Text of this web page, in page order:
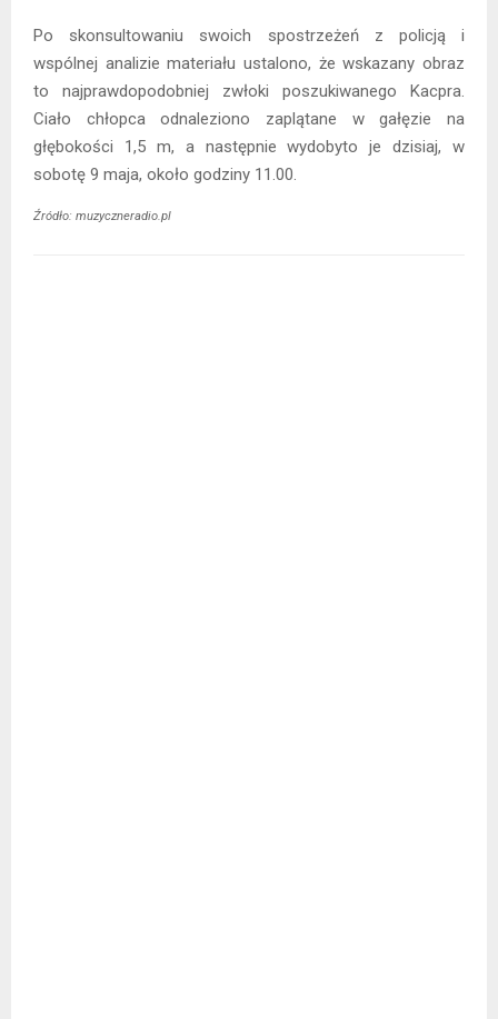
Po skonsultowaniu swoich spostrzeżeń z policją i
wspólnej analizie materiału ustalono, że wskazany obraz
to najprawdopodobniej zwłoki poszukiwanego Kacpra.
Ciało chłopca odnaleziono zaplątane w gałęzie na
głębokości 1,5 m, a następnie wydobyto je dzisiaj, w
sobotę 9 maja, około godziny 11.00.
Źródło: muzyczneradio.pl